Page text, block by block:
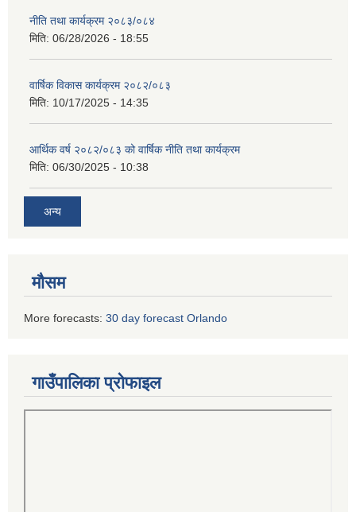
नीति तथा कार्यक्रम २०८३/०८४
मिति: 06/28/2026 - 18:55
वार्षिक विकास कार्यक्रम २०८२/०८३
मिति: 10/17/2025 - 14:35
आर्थिक वर्ष २०८२/०८३ को वार्षिक नीति तथा कार्यक्रम
मिति: 06/30/2025 - 10:38
अन्य
मौसम
More forecasts: 30 day forecast Orlando
गाउँपालिका प्रोफाइल